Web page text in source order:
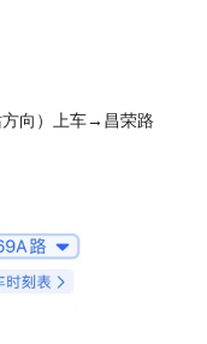
方向）上车→昌荣路